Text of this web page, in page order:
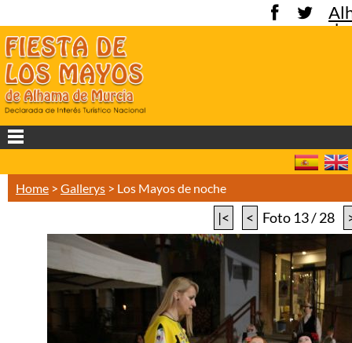
de
Home > Gallerys > Los Mayos de noche
|< < Foto 13 / 28